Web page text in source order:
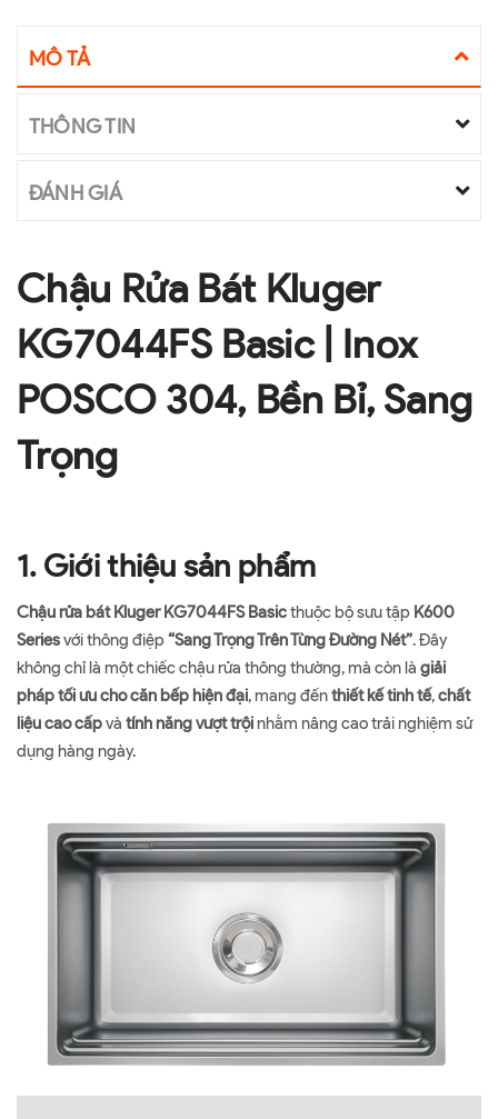
MÔ TẢ
THÔNG TIN
ĐÁNH GIÁ
Chậu Rửa Bát Kluger
KG7044FS Basic | Inox
POSCO 304, Bền Bỉ, Sang
Trọng
1. Giới thiệu sản phẩm
Chậu rửa bát Kluger KG7044FS Basicthuộc bộ sưu tập K600
Seriesvới thông điệp “Sang Trọng Trên Từng Đường Nét”. Đây
không chỉ là một chiếc chậu rửa thông thường, mà còn là giải
pháp tối ưu cho căn bếp hiện đại, mang đếnthiết kế tinh tế,chất
liệu cao cấpvà tính năng vượt trộinhằm nâng cao trải nghiệm sử
dụng hàng ngày.